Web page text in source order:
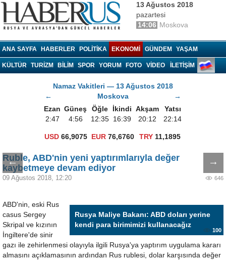
13 Ağustos 2018
pazartesi
14:06 Moskova
ANA SAYFA HABERLER POLITIKA EKONOMI GÜNDEM YAŞAM
KÜLTÜR TURIZM BILIM SPOR YORUM FOTO VIDEO İLETİŞİM
Namaz Vakitleri — 13 Ağustos 2018
←
Moskova
→
Ezan Güneş Öğle İkindi Akşam
Yatsı
2:47
4:56 12:35 16:39 20:12 22:14
USD 66,9075 EUR 76,6760 TRY 11,1895
← →
Ruble, ABD'nin yeni yaptırımlarıyla değer
kaybetmeye devam ediyor
09 Ağustos 2018, 12:20 646
Rusya Maliye Bakanı: ABD doları yerine
kendi para birimimizi kullanacağız
100
ABD'nin, eski Rus
casus Sergey
Skripal ve kızının
İngiltere'de sinir
gazı ile zehirlenmesi olayıyla ilgili Rusya'ya yaptırım uygulama kararı
almasını açıklamasının ardından Rus rublesi, dolar karşısında değer